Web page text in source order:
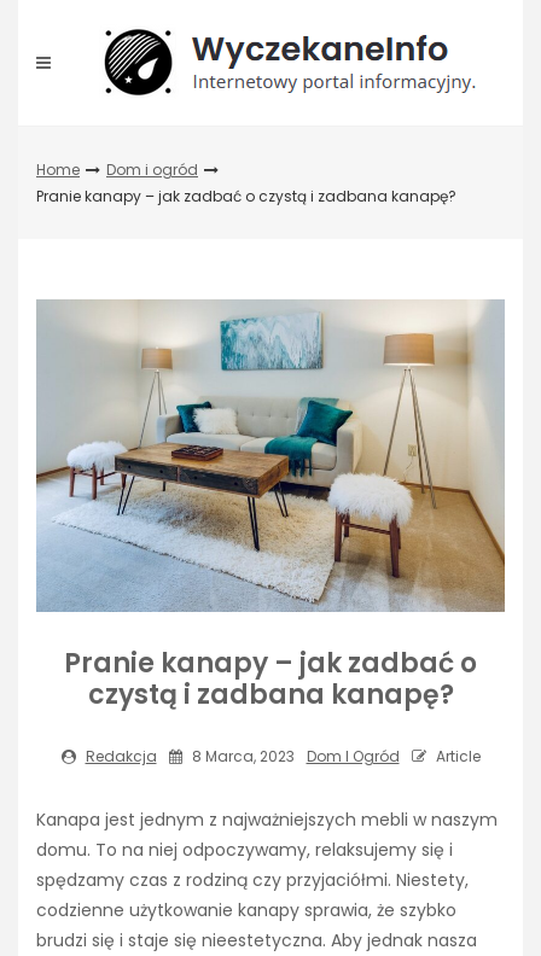
content
Home
Dom i ogród
Pranie kanapy – jak zadbać o czystą i zadbana kanapę?
Pranie kanapy – jak zadbać o
czystą i zadbana kanapę?
Redakcja 8 Marca, 2023 Dom I Ogród Article
Kanapa jest jednym z najważniejszych mebli w naszym
domu. To na niej odpoczywamy, relaksujemy się i
spędzamy czas z rodziną czy przyjaciółmi. Niestety,
codzienne użytkowanie kanapy sprawia, że szybko
brudzi się i staje się nieestetyczna. Aby jednak nasza